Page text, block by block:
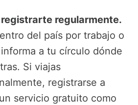
registrarte regularmente.
del país por trabajo o
a tu círculo dónde
Si viajas
registrarse a
servicio gratuito como